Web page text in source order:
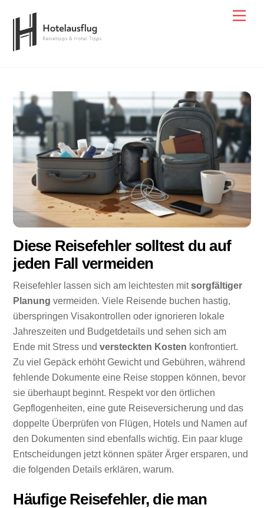
content
Diese Reisefehler solltest du auf
jeden Fall vermeiden
Reisefehler lassen sich am leichtesten mitsorgfältiger
Planung vermeiden. Viele Reisende buchen hastig,
überspringen Visakontrollen oder ignorieren lokale
Jahreszeiten und Budgetdetails und sehen sich am
Ende mit Stress undversteckten Kosten konfrontiert.
Zu viel Gepäck erhöht Gewicht und Gebühren, während
fehlende Dokumente eine Reise stoppen können, bevor
sie überhaupt beginnt. Respekt vor den örtlichen
Gepflogenheiten, eine gute Reiseversicherung und das
doppelte Überprüfen von Flügen, Hotels und Namen auf
den Dokumenten sind ebenfalls wichtig. Ein paar kluge
Entscheidungen jetzt können später Ärger ersparen, und
die folgenden Details erklären, warum.
Häufige Reisefehler, die man